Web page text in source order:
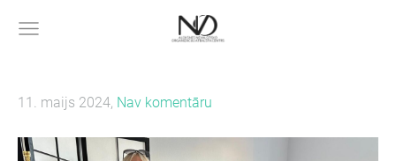
11. maijs 2024, Nav komentāru